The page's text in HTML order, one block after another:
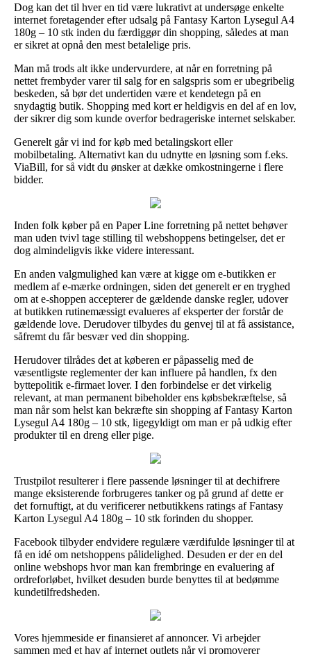
Dog kan det til hver en tid være lukrativt at undersøge enkelte
internet foretagender efter udsalg på Fantasy Karton Lysegul A4
180g – 10 stk inden du færdiggør din shopping, således at man
er sikret at opnå den mest betalelige pris.
Man må trods alt ikke undervurdere, at når en forretning på
nettet frembyder varer til salg for en salgspris som er ubegribelig
beskeden, så bør det undertiden være et kendetegn på en
snydagtig butik. Shopping med kort er heldigvis en del af en lov,
der sikrer dig som kunde overfor bedrageriske internet selskaber.
Generelt går vi ind for køb med betalingskort eller
mobilbetaling. Alternativt kan du udnytte en løsning som f.eks.
ViaBill, for så vidt du ønsker at dække omkostningerne i flere
bidder.
Inden folk køber på en Paper Line forretning på nettet behøver
man uden tvivl tage stilling til webshoppens betingelser, det er
dog almindeligvis ikke videre interessant.
En anden valgmulighed kan være at kigge om e-butikken er
medlem af e-mærke ordningen, siden det generelt er en tryghed
om at e-shoppen accepterer de gældende danske regler, udover
at butikken rutinemæssigt evalueres af eksperter der forstår de
gældende love. Derudover tilbydes du genvej til at få assistance,
såfremt du får besvær ved din shopping.
Herudover tilrådes det at køberen er påpasselig med de
væsentligste reglementer der kan influere på handlen, fx den
byttepolitik e-firmaet lover. I den forbindelse er det virkelig
relevant, at man permanent bibeholder ens købsbekræftelse, så
man når som helst kan bekræfte sin shopping af Fantasy Karton
Lysegul A4 180g – 10 stk, ligegyldigt om man er på udkig efter
produkter til en dreng eller pige.
Trustpilot resulterer i flere passende løsninger til at dechifrere
mange eksisterende forbrugeres tanker og på grund af dette er
det fornuftigt, at du verificerer netbutikkens ratings af Fantasy
Karton Lysegul A4 180g – 10 stk forinden du shopper.
Facebook tilbyder endvidere regulære værdifulde løsninger til at
få en idé om netshoppens pålidelighed. Desuden er der en del
online webshops hvor man kan frembringe en evaluering af
ordreforløbet, hvilket desuden burde benyttes til at bedømme
kundetilfredsheden.
Vores hjemmeside er finansieret af annoncer. Vi arbejder
sammen med et hav af internet outlets når vi promoverer